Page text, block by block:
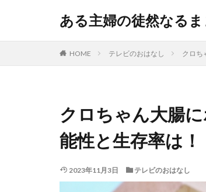
ある主婦の徒然なる
HOME テレビのおはなし クロち
クロちゃん大腸
能性と生存率は！
2023年11月3日 テレビのおはなし